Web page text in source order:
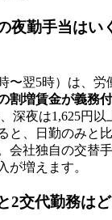
夜勤手当はい
〜翌5時）は、労
割増賃金が義務
深夜は1,625円
と、日勤のみと
会社独自の交替
が増えます。
2交代勤務は